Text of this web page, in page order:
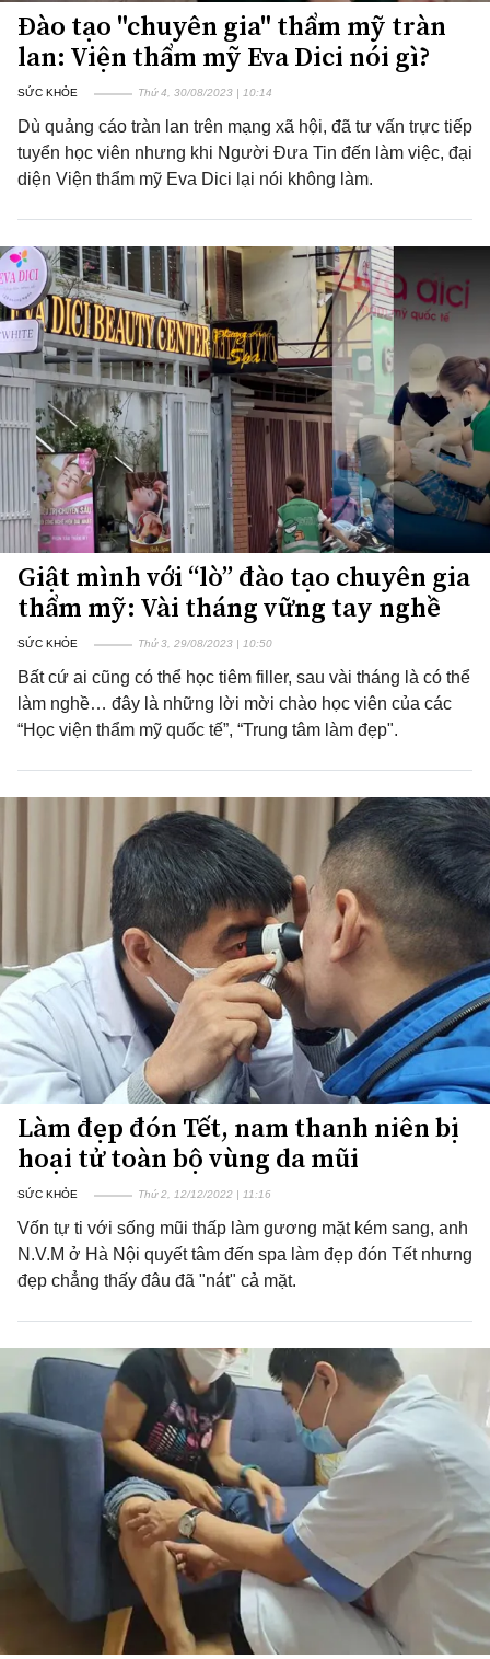
Đào tạo "chuyên gia" thẩm mỹ tràn
lan: Viện thẩm mỹ Eva Dici nói gì?
SỨC KHỎE Thứ 4, 30/08/2023 | 10:14
Dù quảng cáo tràn lan trên mạng xã hội, đã tư vấn trực tiếp
tuyển học viên nhưng khi Người Đưa Tin đến làm việc, đại
diện Viện thẩm mỹ Eva Dici lại nói không làm.
Giật mình với “lò” đào tạo chuyên gia
thẩm mỹ: Vài tháng vững tay nghề
SỨC KHỎE Thứ 3, 29/08/2023 | 10:50
Bất cứ ai cũng có thể học tiêm filler, sau vài tháng là có thể
làm nghề… đây là những lời mời chào học viên của các
“Học viện thẩm mỹ quốc tế”, “Trung tâm làm đẹp".
Làm đẹp đón Tết, nam thanh niên bị
hoại tử toàn bộ vùng da mũi
SỨC KHỎE Thứ 2, 12/12/2022 | 11:16
Vốn tự ti với sống mũi thấp làm gương mặt kém sang, anh
N.V.M ở Hà Nội quyết tâm đến spa làm đẹp đón Tết nhưng
đẹp chẳng thấy đâu đã "nát" cả mặt.